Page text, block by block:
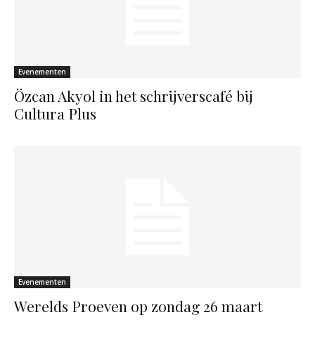
Evenementen
Özcan Akyol in het schrijverscafé bij
Cultura Plus
Evenementen
Werelds Proeven op zondag 26 maart